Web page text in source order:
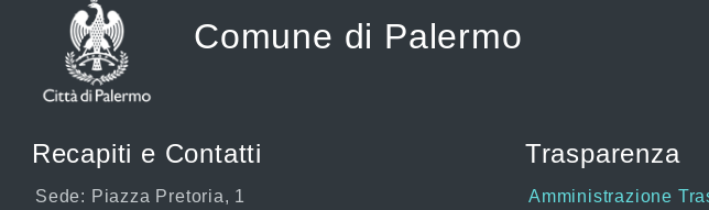
Comune di Palermo
Recapiti e Contatti
Sede: Piazza Pretoria, 1
Trasparenza
Amministrazione